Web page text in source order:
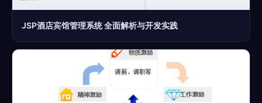
JSP酒店宾馆管理系统 全面解析与开发实践